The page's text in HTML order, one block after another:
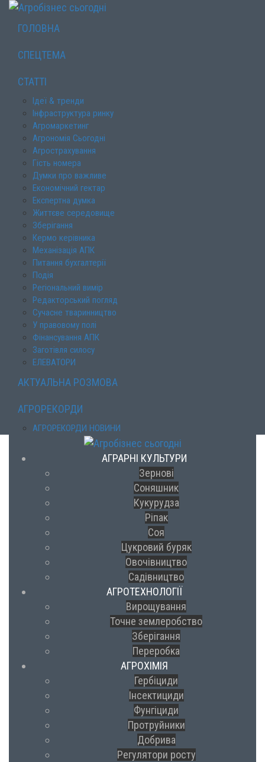
ГОЛОВНА
СПЕЦТЕМА
СТАТТІ
Ідеї & тренди
Інфраструктура ринку
Агромаркетинг
Агрономія Сьогодні
Агрострахування
Гість номера
Думки про важливе
Економічний гектар
Експертна думка
Життєве середовище
Зберігання
Кермо керівника
Механізація АПК
Питання бухгалтерії
Подія
Регіональний вимір
Редакторський погляд
Сучасне тваринництво
У правовому полі
Фінансування АПК
Заготівля силосу
ЕЛЕВАТОРИ
АКТУАЛЬНА РОЗМОВА
АГРОРЕКОРДИ
АГРОРЕКОРДИ НОВИНИ
АГРАРНІ КУЛЬТУРИ
Зернові
Соняшник
Кукурудза
Ріпак
Соя
Цукровий буряк
Овочівництво
Садівництво
АГРОТЕХНОЛОГІЇ
Вирощування
Точне землеробство
Зберігання
Переробка
АГРОХІМІЯ
Гербіциди
Інсектициди
Фунгіциди
Протруйники
Добрива
Регулятори росту